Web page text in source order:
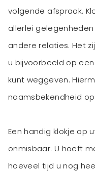
volgende afspraak.
allerlei
andere relaties. Het
u bijvoorbeeld op
kunt weggeven.
naamsbekendheid op!
Een handig klokje op
onmisbaar. U hoeft
hoeveel tijd u nog